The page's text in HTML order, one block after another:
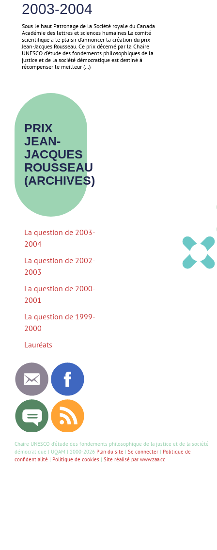
2003-2004
Sous le haut Patronage de la Société royale du Canada
Académie des lettres et sciences humaines Le comité
scientifique a le plaisir d’annoncer la création du prix
Jean-Jacques Rousseau. Ce prix décerné par la Chaire
UNESCO d’étude des fondements philosophiques de la
justice et de la société démocratique est destiné à
récompenser le meilleur (…)
PRIX
JEAN-
JACQUES
ROUSSEAU
(ARCHIVES)
La question de 2003-
2004
La question de 2002-
2003
La question de 2000-
2001
La question de 1999-
2000
Lauréats
Chaire UNESCO d’étude des fondements philosophique de la justice et de la société
démocratique | UQAM | 2000-2026 Plan du site | Se connecter | Politique de
confidentialité | Politique de cookies | Site réalisé par www.zaa.cc